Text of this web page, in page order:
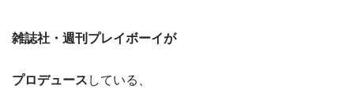
雑誌社・週刊プレイボーイが
プロデュース している、